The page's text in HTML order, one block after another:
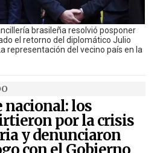
brasileña resolvió posponer
el retorno del diplomático Julio
representación del vecino país en la
nacional: los
por la crisis
y denunciaron